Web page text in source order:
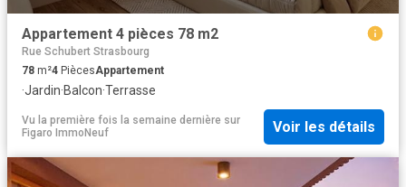
Appartement 4 pièces 78 m2
Rue Schubert Strasbourg
78 m²4 PiècesAppartement
·Jardin·Balcon·Terrasse
Vu la première fois la semaine dernière sur
Figaro ImmoNeuf
Voir les détails